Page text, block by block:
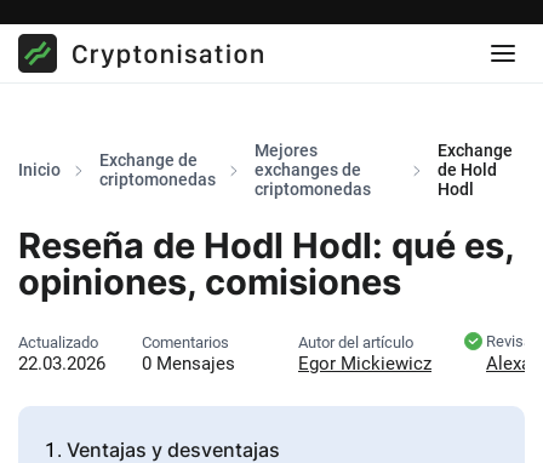
Inicio
Exchange de
criptomonedas
Mejores
exchanges de
criptomonedas
Exchange
de Hold
Hodl
Reseña de Hodl Hodl: qué es,
opiniones, comisiones
Actualizado
22.03.2026
Comentarios
0 Mensajes
Autor del artículo
Egor Mickiewicz
Ventajas y desventajas